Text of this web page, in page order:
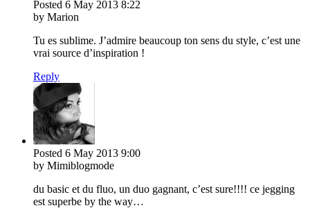
Posted 6 May 2013 8:22
by Marion
Tu es sublime. J’admire beaucoup ton sens du style, c’est une
vrai source d’inspiration !
Reply
Posted 6 May 2013 9:00
by Mimiblogmode
du basic et du fluo, un duo gagnant, c’est sure!!!! ce jegging
est superbe by the way…